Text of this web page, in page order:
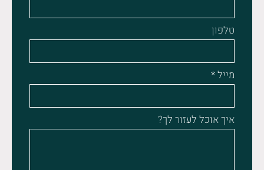
טלפון
מייל *
איך אוכל לעזור לך?